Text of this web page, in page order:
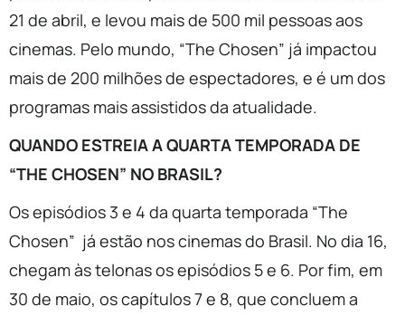
21 de abril, e levou mais de 500 mil pessoas aos
cinemas. Pelo mundo, “The Chosen” já impactou
mais de 200 milhões de espectadores, e é um dos
programas mais assistidos da atualidade.
QUANDO ESTREIA A QUARTA TEMPORADA DE
“THE CHOSEN” NO BRASIL?
Os episódios 3 e 4 da quarta temporada “The
Chosen” já estão nos cinemas do Brasil. No dia 16,
chegam às telonas os episódios 5 e 6. Por fim, em
30 de maio, os capítulos 7 e 8, que concluem a